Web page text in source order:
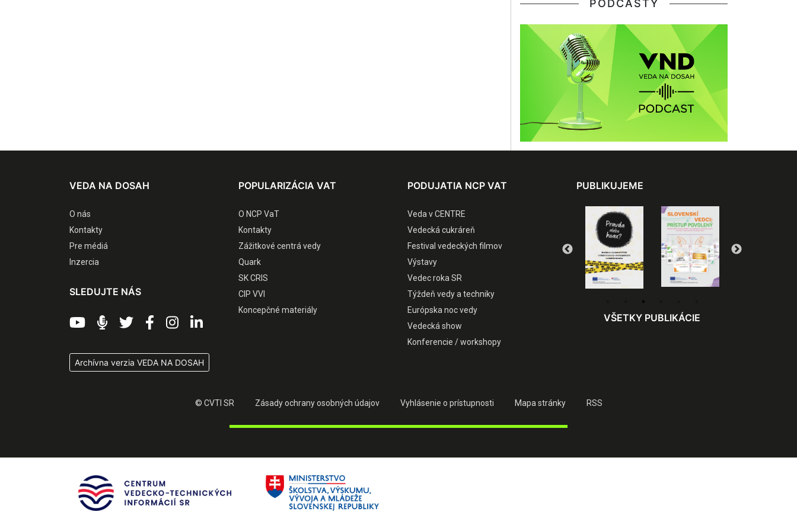
PODCASTY
VEDA NA DOSAH
O nás
Kontakty
Pre médiá
Inzercia
SLEDUJTE NÁS
Archívna verzia VEDA NA DOSAH
POPULARIZÁCIA VAT
O NCP VaT
Kontakty
Zážitkové centrá vedy
Quark
SK CRIS
CIP VVI
Koncepčné materiály
PODUJATIA NCP VAT
Veda v CENTRE
Vedecká cukráreň
Festival vedeckých filmov
Výstavy
Vedec roka SR
Týždeň vedy a techniky
Európska noc vedy
Vedecká show
Konferencie / workshopy
PUBLIKUJEME
VŠETKY PUBLIKÁCIE
© CVTI SR Zásady ochrany osobných údajov Vyhlásenie o prístupnosti Mapa stránky RSS